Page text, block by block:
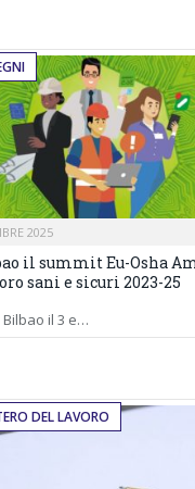
2025
il summit Eu-Osha
sani e sicuri 2023-25
Bilbao il 3 e…
DEL LAVORO